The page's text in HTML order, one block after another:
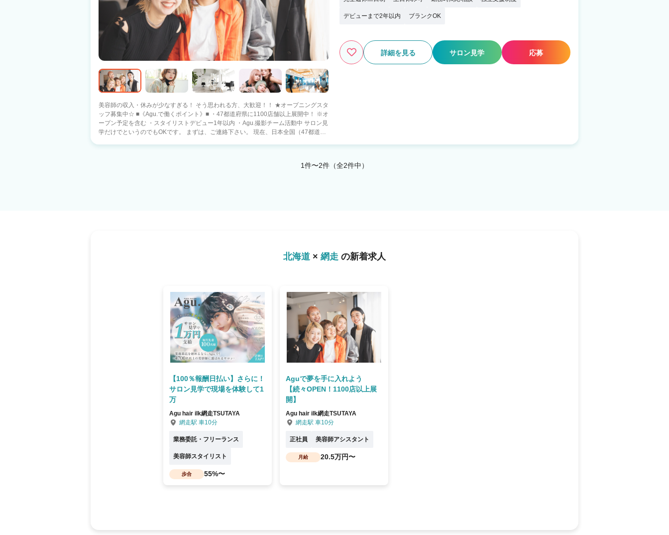
美容師の収入・休みが少なすぎる！ そう思われる方、大歓迎！！ ★オープニングスタ
ッフ募集中☆ ■《Agu.で働くポイント》■ ・47都道府県に1100店舗以上展開中！ ※オ
ープン予定を含む ・スタイリストデビュー1年以内 ・Agu.撮影チーム活動中 サロン見
学だけでというのでもOKです。 まずは、ご連絡下さい。 現在、日本全国（47都道府
間だけ働きたい♪ ・17時までは美容師、17時から主婦・主夫♪ ●ゆったり派 ・美容師を
デビューまで2年以内 ブランクOK
詳細を見る サロン見学 応募
1件〜2件（全2件中）
北海道 × 網走 の新着求人
【100％報酬日払い】さらに！
サロン見学で現場を体験して1
万
Agu hair ilk網走TSUTAYA
網走駅 車10分
業務委託・フリーランス
美容師スタイリスト
歩合 55%〜
Aguで夢を手に入れよう
【続々OPEN！1100店以上展
開】
Agu hair ilk網走TSUTAYA
網走駅 車10分
正社員 美容師アシスタント
月給 20.5万円〜